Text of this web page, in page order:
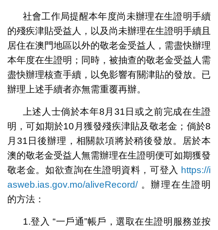
社會工作局提醒本年度尚未辦理在生證明手續
的殘疾津貼受益人，以及尚未辦理在生證明手續且
居住在澳門地區以外的敬老金受益人，需盡快辦理
本年度在生證明；同時，被抽查的敬老金受益人需
盡快辦理核查手續，以免影響有關津貼的發放。已
辦理上述手續者亦無需重覆再辦。
上述人士倘於本年8月31日或之前完成在生證
明，可如期於10月獲發殘疾津貼及敬老金；倘於8
月31日後辦理，相關款項將於稍後發放。居於本
澳的敬老金受益人無需辦理在生證明便可如期獲發
敬老金。如欲查詢在生證明資料，可登入 https://i
asweb.ias.gov.mo/aliveRecord/。辦理在生證明
的方法：
1.登入 “一戶通”帳戶，選取在生證明服務並按